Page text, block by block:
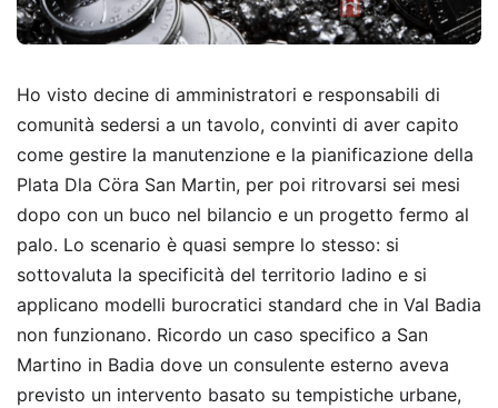
Ho visto decine di amministratori e responsabili di
comunità sedersi a un tavolo, convinti di aver capito
come gestire la manutenzione e la pianificazione della
Plata Dla Cöra San Martin, per poi ritrovarsi sei mesi
dopo con un buco nel bilancio e un progetto fermo al
palo. Lo scenario è quasi sempre lo stesso: si
sottovaluta la specificità del territorio ladino e si
applicano modelli burocratici standard che in Val Badia
non funzionano. Ricordo un caso specifico a San
Martino in Badia dove un consulente esterno aveva
previsto un intervento basato su tempistiche urbane,